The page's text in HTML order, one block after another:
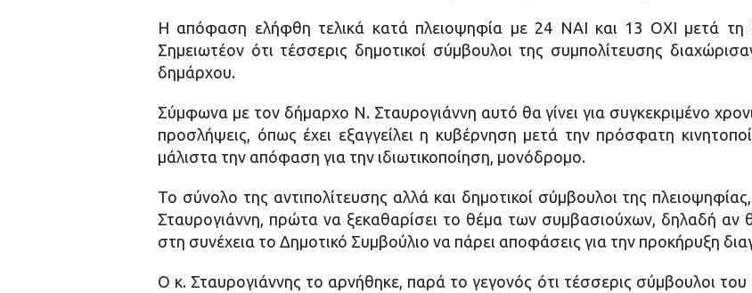
Η απόφαση ελήφθη τελικά κατά πλειοψηφία με 24 ΝΑΙ και 13 ΟΧΙ μετά τη
Σημειωτέον ότι τέσσερις δημοτικοί σύμβουλοι της συμπολίτευσης
δημάρχου.
Σύμφωνα με τον δήμαρχο Ν. Σταυρογιάννη αυτό θα γίνει για συγκεκριμένο
προσλήψεις, όπως έχει εξαγγείλει η κυβέρνηση μετά την πρόσφατη
μάλιστα την απόφαση για την ιδιωτικοποίηση, μονόδρομο.
Το σύνολο της αντιπολίτευσης αλλά και δημοτικοί σύμβουλοι της
Σταυρογιάννη, πρώτα να ξεκαθαρίσει το θέμα των συμβασιούχων, δηλαδή αν
στη συνέχεια το Δημοτικό Συμβούλιο να πάρει αποφάσεις για την προκήρυξη
Ο κ. Σταυρογιάννης το αρνήθηκε, παρά το γεγονός ότι τέσσερις σύμβουλοι